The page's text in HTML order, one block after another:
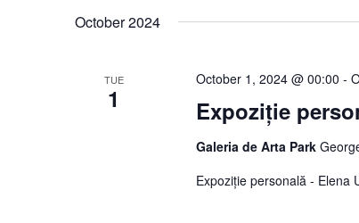
October 2024
TUE
1 Expoziție
October 1, 2024 @ 00:00 -
Galeria de Arta Park
Expoziție personală - Elena